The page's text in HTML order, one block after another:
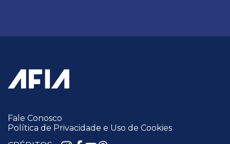
Fale Conosco
Política de Privacidade e Uso de Cookies